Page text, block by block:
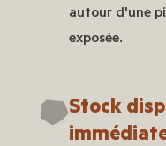
autour d'une
exposée.
Stock